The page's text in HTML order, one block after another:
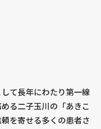
て長年にわたり第一線
る二子玉川の「あきこ
を寄せる多くの患者さ